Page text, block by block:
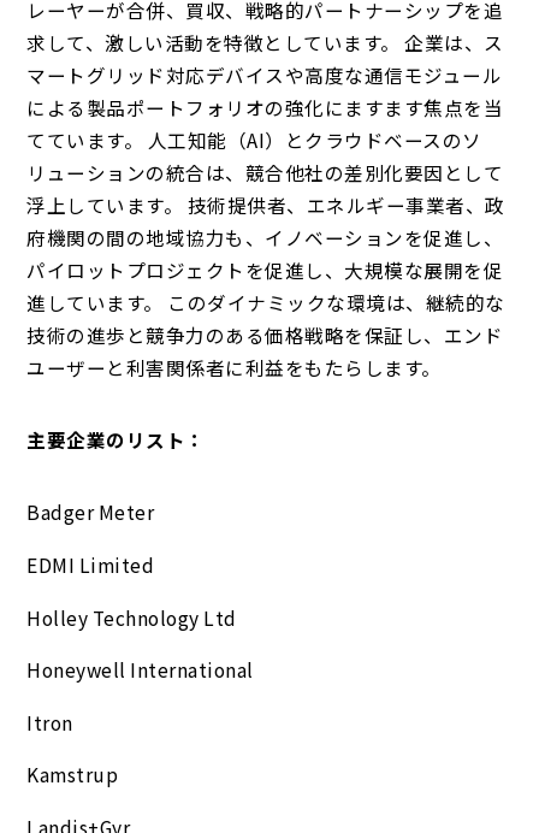
レーヤーが合併、買収、戦略的パートナーシップを追
求して、激しい活動を特徴としています。 企業は、ス
マートグリッド対応デバイスや高度な通信モジュール
による製品ポートフォリオの強化にますます焦点を当
てています。 人工知能（AI）とクラウドベースのソ
リューションの統合は、競合他社の差別化要因として
浮上しています。 技術提供者、エネルギー事業者、政
府機関の間の地域協力も、イノベーションを促進し、
パイロットプロジェクトを促進し、大規模な展開を促
進しています。 このダイナミックな環境は、継続的な
技術の進歩と競争力のある価格戦略を保証し、エンド
ユーザーと利害関係者に利益をもたらします。
主要企業のリスト：
Badger Meter​
​​EDMI Limited
Holley Technology Ltd​
Honeywell International​
Itron
Kamstrup​
Landis+Gyr